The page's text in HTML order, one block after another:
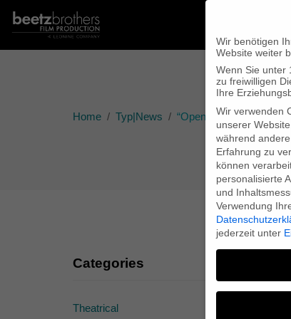
Home Typ|News “Open Heart” für Oscar
Categories
Theatrical
Wir benötigen
Website weiter
Wenn Sie unter
zu freiwilligen
Ihre
Wir verwenden
unserer
während
Erfahrung zu
können
personalisierte
und
Verwendung
jederzeit unter